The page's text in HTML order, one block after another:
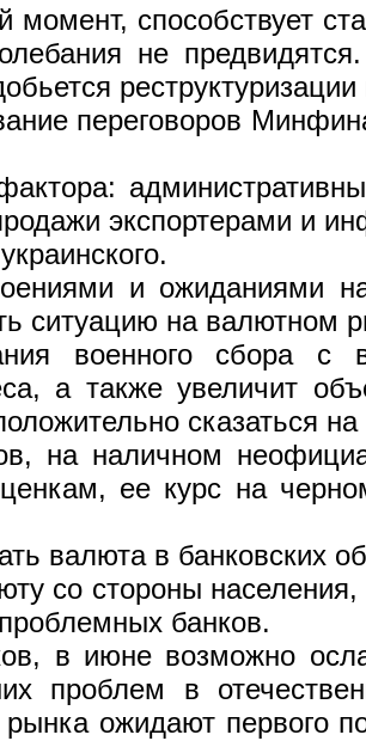
способствует
не
переговоров
экспортерами и
и ожиданиями
ситуацию на валютном
военного сбора с
а также увеличит
сказаться
на наличном
ее курс на
валюта в банковских
со стороны
банков.
в июне возможно
в
ожидают первого